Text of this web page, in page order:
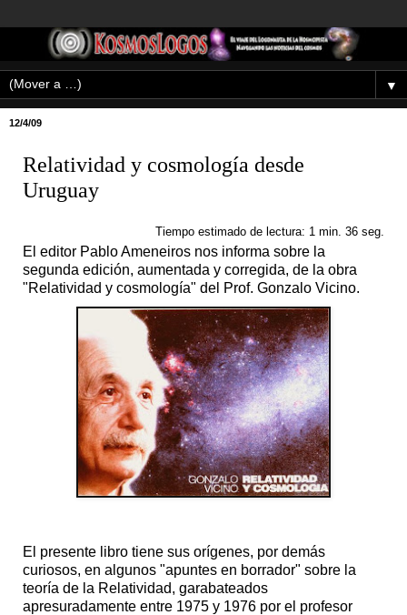
▼
12/4/09
Relatividad y cosmología desde
Uruguay
Tiempo estimado de lectura: 1 min. 36 seg.
El editor Pablo Ameneiros nos informa sobre la
segunda edición, aumentada y corregida, de la obra
"Relatividad y cosmología" del Prof. Gonzalo Vicino.
El presente libro tiene sus orígenes, por demás
curiosos, en algunos "apuntes en borrador" sobre la
teoría de la Relatividad, garabateados
apresuradamente entre 1975 y 1976 por el profesor